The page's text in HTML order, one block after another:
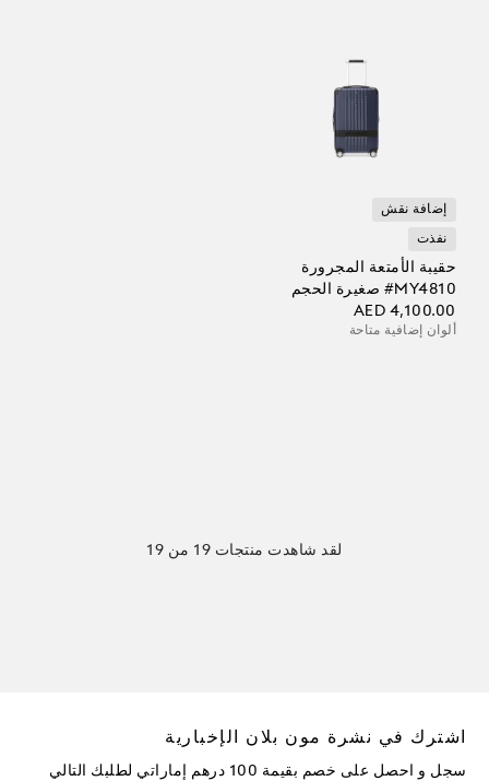
إضافة نقش
نفذت
حقيبة الأمتعة المجرورة
‎#MY4810 صغيرة الحجم
AED 4,100.00
ألوان إضافية متاحة
لقد شاهدت منتجات 19 من 19
اشترك في نشرة مون بلان الإخبارية
سجل و احصل على خصم بقيمة 100 درهم إماراتي لطلبك التالي